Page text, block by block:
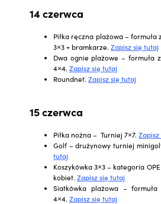
14 czerwca
Piłka ręczna plażowa – formuła
3×3 + bramkarze. Zapisz się tutaj
Dwa ognie plażowe – formuła
4×4. Zapisz się tutaj
Roundnet. Zapisz się tutaj
15 czerwca
Piłka nożna – Turniej 7×7.
Golf – drużynowy turniej
tutaj
Koszykówka 3×3 – kategoria
kobiet. Zapisz się tutaj
Siatkówka plażowa – formuła
4×4. Zapisz się tutaj